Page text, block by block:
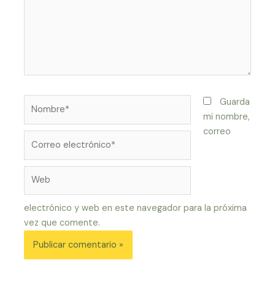
electrónico*
Guarda
mi nombre,
correo
electrónico y web en este navegador para la próxima
vez que comente.